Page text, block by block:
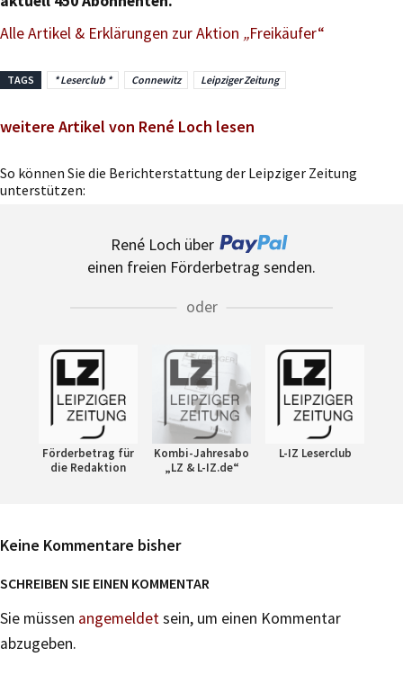
Alle Artikel & Erklärungen zur Aktion „Freikäufer“
TAGS * Leserclub * Connewitz Leipziger Zeitung
weitere Artikel von René Loch lesen
So können Sie die Berichterstattung der Leipziger Zeitung
unterstützen:
René Loch über
einen freien Förderbetrag senden.
oder
Förderbetrag für
die Redaktion
Kombi-Jahresabo
„LZ & L-IZ.de“
L-IZ Leserclub
Keine Kommentare bisher
SCHREIBEN SIE EINEN KOMMENTAR
Sie müssen angemeldetsein, um einen Kommentar
abzugeben.